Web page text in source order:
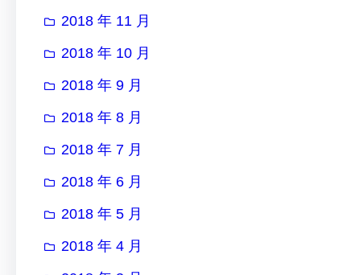
2018 年 11 月
2018 年 10 月
2018 年 9 月
2018 年 8 月
2018 年 7 月
2018 年 6 月
2018 年 5 月
2018 年 4 月